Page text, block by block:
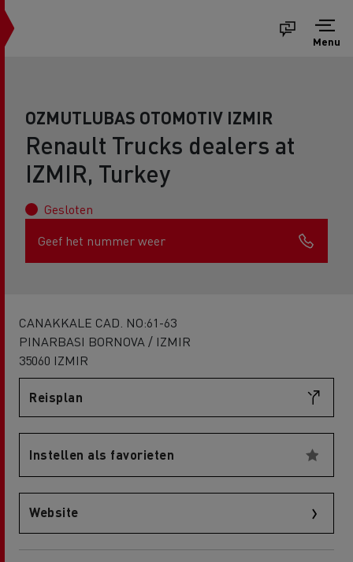
Menu
OZMUTLUBAS OTOMOTIV IZMIR
Renault Trucks dealers at
IZMIR, Turkey
Gesloten
Geef het nummer weer
CANAKKALE CAD. NO:61-63
PINARBASI BORNOVA / IZMIR
35060 IZMIR
Reisplan
Instellen als favorieten
Website